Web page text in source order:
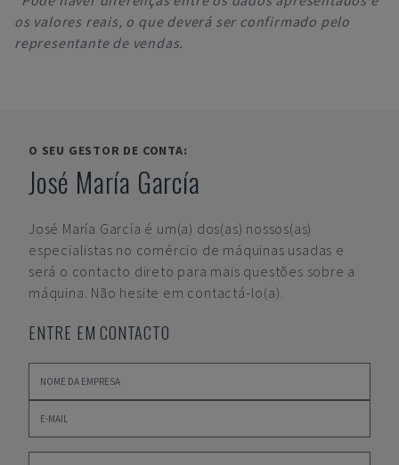
os valores reais, o que deverá ser confirmado pelo
representante de vendas.
O SEU GESTOR DE CONTA:
José María García
José María García é um(a) dos(as) nossos(as)
especialistas no comércio de máquinas usadas e
será o contacto direto para mais questões sobre a
máquina. Não hesite em contactá-lo(a).
ENTRE EM CONTACTO